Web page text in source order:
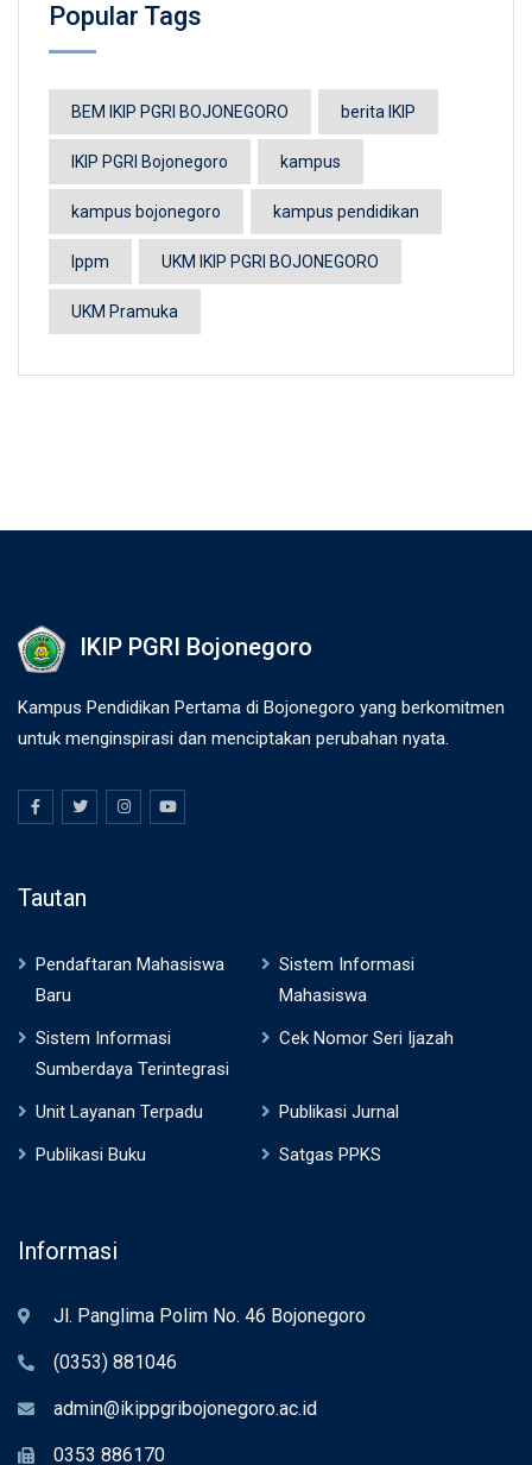
Popular Tags
BEM IKIP PGRI BOJONEGORO berita IKIP
IKIP PGRI Bojonegoro kampus
kampus bojonegoro kampus pendidikan
lppm UKM IKIP PGRI BOJONEGORO
UKM Pramuka
IKIP PGRI Bojonegoro
Kampus Pendidikan Pertama di Bojonegoro yang berkomitmen
untuk menginspirasi dan menciptakan perubahan nyata.
Tautan
Pendaftaran Mahasiswa
Baru
Sistem Informasi
Mahasiswa
Sistem Informasi
Sumberdaya Terintegrasi
Cek Nomor Seri Ijazah
Unit Layanan Terpadu
Publikasi Jurnal
Publikasi Buku
Satgas PPKS
Informasi
Jl. Panglima Polim No. 46 Bojonegoro
(0353) 881046
admin@ikippgribojonegoro.ac.id
0353 886170